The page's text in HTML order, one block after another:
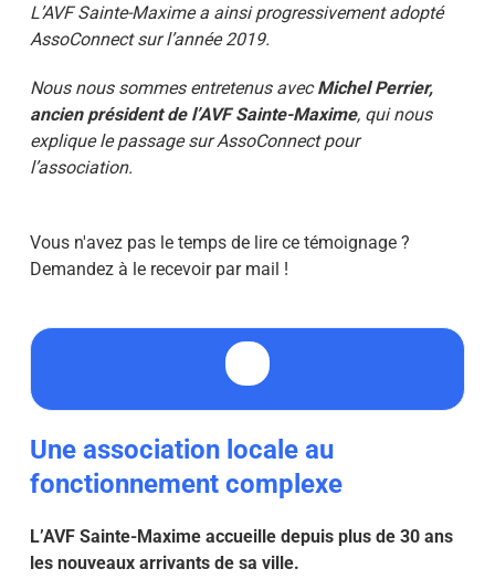
L’AVF Sainte-Maxime a ainsi progressivement adopté
AssoConnect sur l’année 2019.
Nous nous sommes entretenus avecMichel Perrier,
ancien président de l’AVF Sainte-Maxime, qui nous
explique le passage sur AssoConnect pour
l’association.
Vous n'avez pas le temps de lire ce témoignage ?
Demandez à le recevoir par mail !
Une association locale au
fonctionnement complexe
L’AVF Sainte-Maxime accueille depuis plus de 30 ans
les nouveaux arrivants de sa ville.